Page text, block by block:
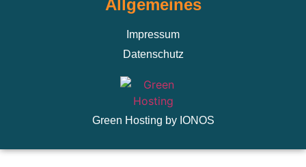
Allgemeines
Impressum
Datenschutz
Green Hosting by IONOS